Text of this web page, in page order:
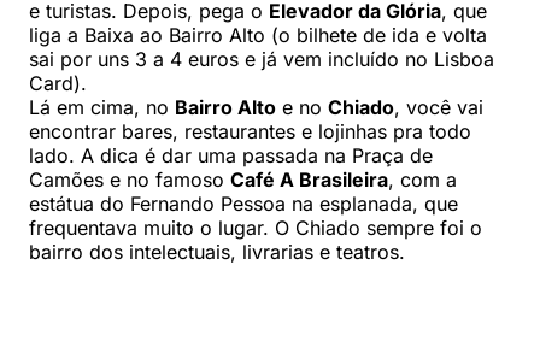
e turistas. Depois, pega o Elevador da Glória, que
liga a Baixa ao Bairro Alto (o bilhete de ida e volta
sai por uns 3 a 4 euros e já vem incluído no Lisboa
Card).
Lá em cima, no Bairro Alto e no Chiado, você vai
encontrar bares, restaurantes e lojinhas pra todo
lado. A dica é dar uma passada na Praça de
Camões e no famoso Café A Brasileira, com a
estátua do Fernando Pessoa na esplanada, que
frequentava muito o lugar. O Chiado sempre foi o
bairro dos intelectuais, livrarias e teatros.